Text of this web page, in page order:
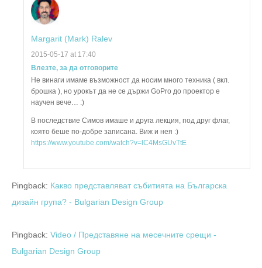
Margarit (Mark) Ralev
2015-05-17 at 17:40
Влезте, за да отговорите
Не винаги имаме възможност да носим много техника ( вкл.
брошка ), но урокът да не се държи GoPro до проектор е
научен вече… :)
В последствие Симов имаше и друга лекция, под друг флаг,
която беше по-добре записана. Виж и нея :)
https://www.youtube.com/watch?v=lC4MsGUvTtE
Pingback: Какво представляват събитията на Българска
дизайн група? - Bulgarian Design Group
Pingback: Video / Представяне на месечните срещи -
Bulgarian Design Group